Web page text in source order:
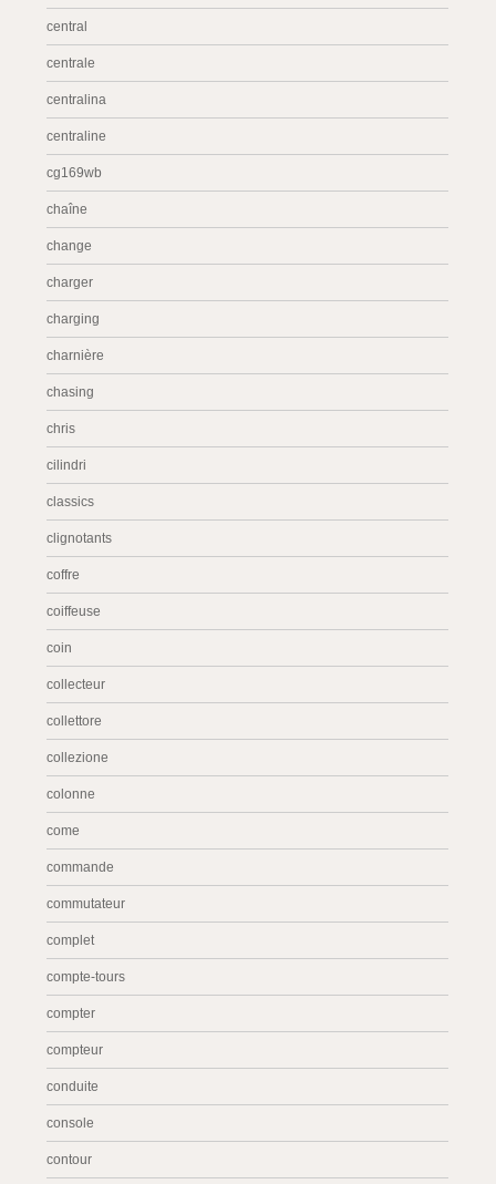
central
centrale
centralina
centraline
cg169wb
chaîne
change
charger
charging
charnière
chasing
chris
cilindri
classics
clignotants
coffre
coiffeuse
coin
collecteur
collettore
collezione
colonne
come
commande
commutateur
complet
compte-tours
compter
compteur
conduite
console
contour